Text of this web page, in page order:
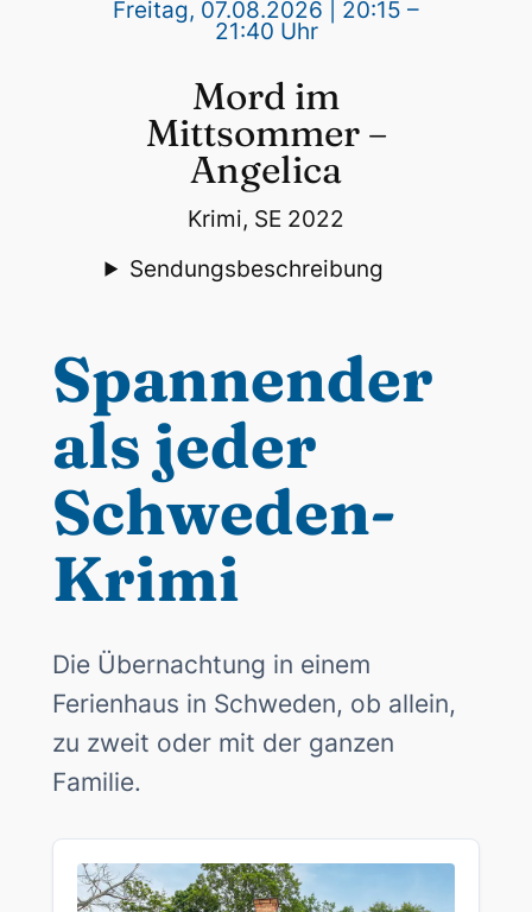
Freitag, 07.08.2026 | 20:15 –
21:40 Uhr
Mord im
Mittsommer –
Angelica
Krimi, SE 2022
Sendungsbeschreibung
Spannender
als jeder
Schweden-
Krimi
Die Übernachtung in einem
Ferienhaus in Schweden, ob allein,
zu zweit oder mit der ganzen
Familie.